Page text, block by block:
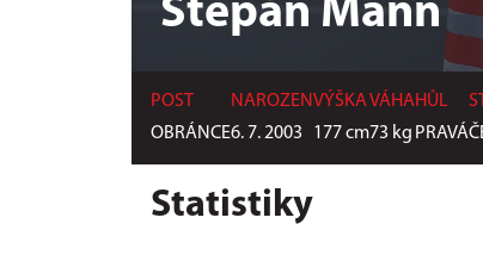
Štěpán Mann
POST
OBRÁNCE
NAROZEN
6. 7. 2003
VÝŠKA
177cm
VÁHA
73 kg
HŮL
PRAVÁ
Statistiky